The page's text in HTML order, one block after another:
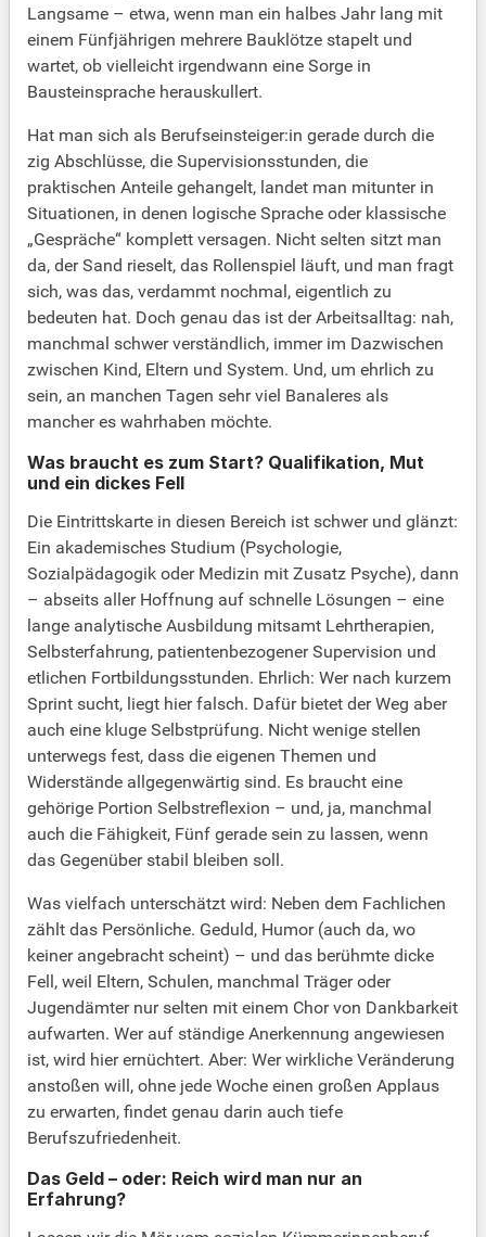
Langsame – etwa, wenn man ein halbes Jahr lang mit
einem Fünfjährigen mehrere Bauklötze stapelt und
wartet, ob vielleicht irgendwann eine Sorge in
Bausteinsprache herauskullert.
Hat man sich als Berufseinsteiger:in gerade durch die
zig Abschlüsse, die Supervisionsstunden, die
praktischen Anteile gehangelt, landet man mitunter in
Situationen, in denen logische Sprache oder klassische
„Gespräche“ komplett versagen. Nicht selten sitzt man
da, der Sand rieselt, das Rollenspiel läuft, und man fragt
sich, was das, verdammt nochmal, eigentlich zu
bedeuten hat. Doch genau das ist der Arbeitsalltag: nah,
manchmal schwer verständlich, immer im Dazwischen
zwischen Kind, Eltern und System. Und, um ehrlich zu
sein, an manchen Tagen sehr viel Banaleres als
mancher es wahrhaben möchte.
Was braucht es zum Start? Qualifikation, Mut
und ein dickes Fell
Die Eintrittskarte in diesen Bereich ist schwer und glänzt:
Ein akademisches Studium (Psychologie,
Sozialpädagogik oder Medizin mit Zusatz Psyche), dann
– abseits aller Hoffnung auf schnelle Lösungen – eine
lange analytische Ausbildung mitsamt Lehrtherapien,
Selbsterfahrung, patientenbezogener Supervision und
etlichen Fortbildungsstunden. Ehrlich: Wer nach kurzem
Sprint sucht, liegt hier falsch. Dafür bietet der Weg aber
auch eine kluge Selbstprüfung. Nicht wenige stellen
unterwegs fest, dass die eigenen Themen und
Widerstände allgegenwärtig sind. Es braucht eine
gehörige Portion Selbstreflexion – und, ja, manchmal
auch die Fähigkeit, Fünf gerade sein zu lassen, wenn
das Gegenüber stabil bleiben soll.
Was vielfach unterschätzt wird: Neben dem Fachlichen
zählt das Persönliche. Geduld, Humor (auch da, wo
keiner angebracht scheint) – und das berühmte dicke
Fell, weil Eltern, Schulen, manchmal Träger oder
Jugendämter nur selten mit einem Chor von Dankbarkeit
aufwarten. Wer auf ständige Anerkennung angewiesen
ist, wird hier ernüchtert. Aber: Wer wirkliche Veränderung
anstoßen will, ohne jede Woche einen großen Applaus
zu erwarten, findet genau darin auch tiefe
Berufszufriedenheit.
Das Geld – oder: Reich wird man nur an
Erfahrung?